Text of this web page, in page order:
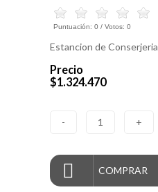
Puntuación: 0 / Votos: 0
Estancion de Conserjeria
Precio
$1.324.470
- 1 +
COMPRAR